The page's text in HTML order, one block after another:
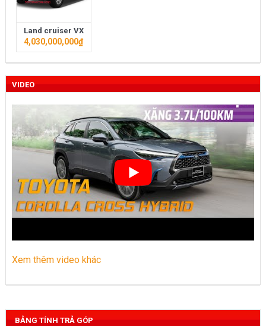
Việt Nam?
Toyota Việt Nam chính thức ra mắt Toyota Fortuner 2022 và
Land cruiser 2022 phiên bản mới
phá
“Bật mí” những thay đổi của Toyota Land Cruiser 2021 vừa
được ra mắt tại Việt Nam
Những dòng xe Toyota đang phổ biến nhất trên thị trường
Việt Nam hiện nay.
Lựa chọn Toyota Corolla Cross hay Mazda CX-5 trong phân
khúc C – SUV?
Những thay đổi trên dòng xe Vios 2022
Land cruiser VX
4,030,000,000₫
VIDEO
Xem thêm video khác
BẢNG TÍNH TRẢ GÓP